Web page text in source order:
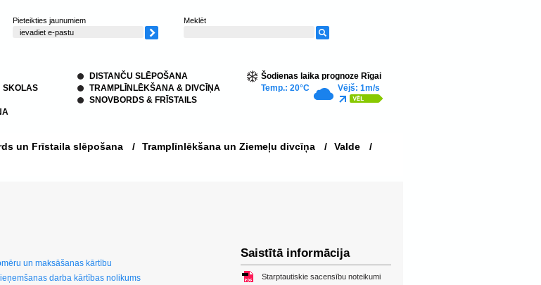
Pieteikties jaunumiem Meklēt
SKOLAS
DISTANČU SLĒPOŠANA
TRAMPLĪNLĒKŠANA & DIVCĪŅA
SNOVBORDS & FRĪSTAILS
Šodienas laika prognoze Rīgai
Temp.: 20°C
Vējš: 1m/s
un Frīstaila slēpošana / Tramplīnlēkšana un Ziemeļu divcīņa / Valde
/
un maksāšanas kārtību
darba kārtības nolikums
Saistītā informācija
Starptautiskie sacensību noteikumi